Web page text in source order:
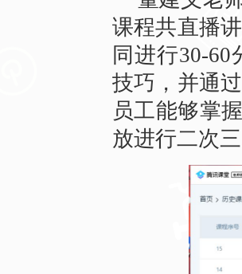
课程共直播
同进行30-
技巧，并通
员工能够掌
放进行二次